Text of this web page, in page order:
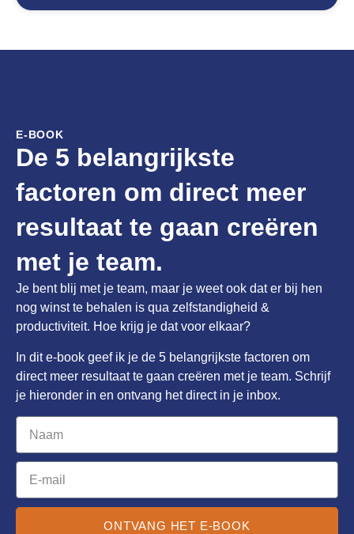
E-BOOK
De 5 belangrijkste
factoren om direct meer
resultaat te gaan creëren
met je team.
Je bent blij met je team, maar je weet ook dat er bij hen
nog winst te behalen is qua zelfstandigheid &
productiviteit. Hoe krijg je dat voor elkaar?
In dit e-book geef ik je de 5 belangrijkste factoren om
direct meer resultaat te gaan creëren met je team. Schrijf
je hieronder in en ontvang het direct in je inbox.
ONTVANG HET E-BOOK